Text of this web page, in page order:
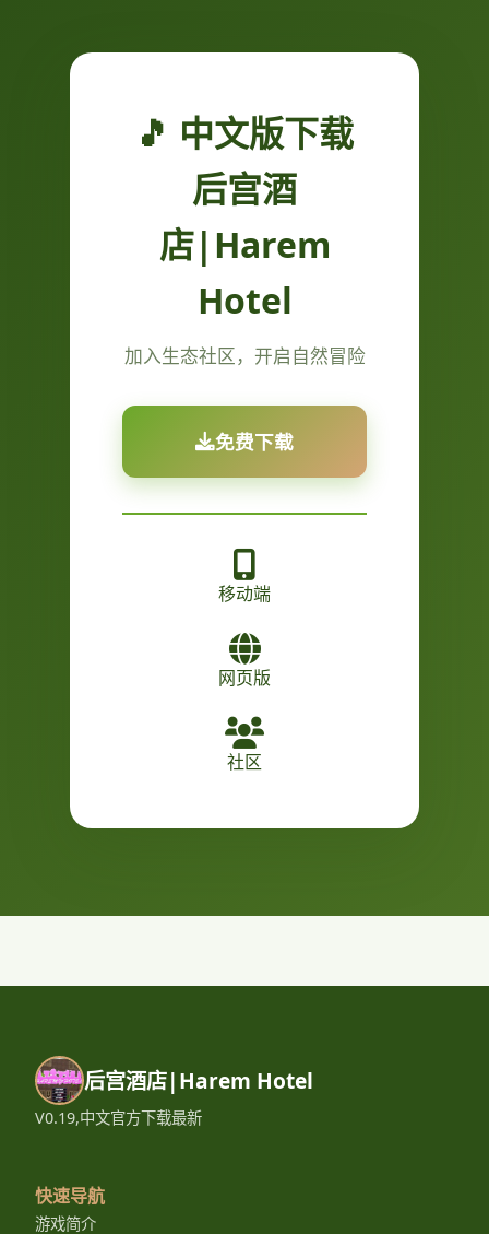
🎵 中文版下载
后宫酒
店|Harem
Hotel
加入生态社区，开启自然冒险
免费下载
移动端
网页版
社区
后宫酒店|Harem Hotel
V0.19,中文官方下载最新
快速导航
游戏简介